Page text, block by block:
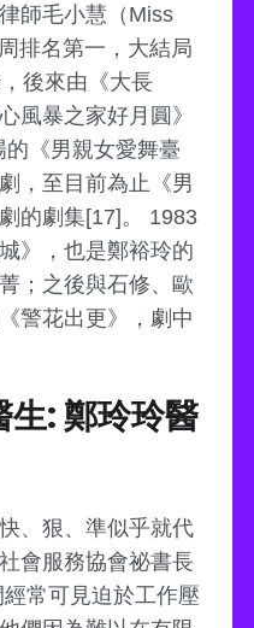
師毛小慧（Miss
排名第一，大結局
後來由《大長
風暴之家好月圓》
《男親女愛舞臺
，至目前為止《男
的劇集[17]。 1983
》，也是鄭裕玲的
；之後與石修、歐
警花出更》，劇中
生: 鄭玲玲醫
、狠、準似乎就代
會服務協會祕書長
常可見迫於工作壓